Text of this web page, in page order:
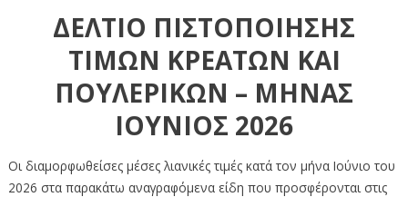
ΔΕΛΤΙΟ ΠΙΣΤΟΠΟΙΗΣΗΣ
ΤΙΜΩΝ ΚΡΕΑΤΩΝ ΚΑΙ
ΠΟΥΛΕΡΙΚΩΝ – ΜΗΝΑΣ
ΙΟΥΝΙΟΣ 2026
Οι διαμορφωθείσες μέσες λιανικές τιμές κατά τον μήνα Ιούνιο του
2026 στα παρακάτω αναγραφόμενα είδη που προσφέρονται στις